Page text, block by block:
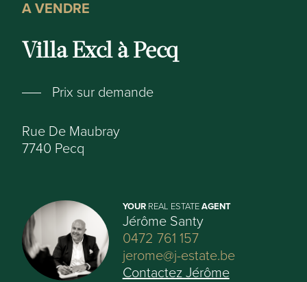
A VENDRE
Villa Excl à Pecq
Prix sur demande
Rue De Maubray
7740 Pecq
YOUR REAL ESTATEAGENT
Jérôme Santy
0472 761 157
jerome@j-estate.be
Contactez Jérôme